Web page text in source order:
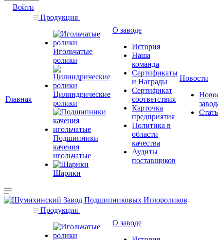
Войти
Главная
Продукция
Игольчатые
ролики
Цилиндрические
ролики
Подшипники
качения
игольчатые
Шарики
О заводе
История
Наша
команда
Сертификаты
и Награды
Сертификат
соответствия
Карточка
предприятия
Политика в
области
качества
Аудиты
поставщиков
Новости
Продукция
О заводе